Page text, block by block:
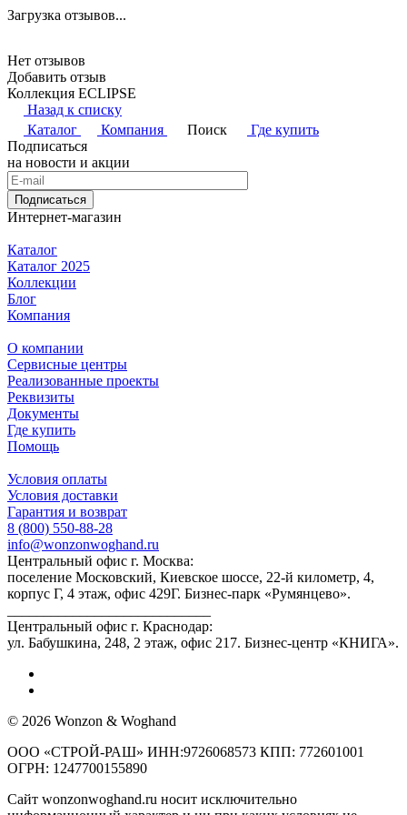
Загрузка отзывов...
Нет отзывов
Добавить отзыв
Коллекция ECLIPSE
Назад к списку
Каталог
Компания Поиск
Где купить
Подписаться
на новости и акции
Подписаться
Интернет-магазин
Каталог
Каталог 2025
Коллекции
Блог
Компания
О компании
Сервисные центры
Реализованные проекты
Реквизиты
Документы
Где купить
Помощь
Условия оплаты
Условия доставки
Гарантия и возврат
8 (800) 550-88-28
info@wonzonwoghand.ru
Центральный офис г. Москва:
поселение Московский, Киевское шоссе, 22-й километр, 4,
корпус Г, 4 этаж, офис 429Г. Бизнес-парк «Румянцево».
Центральный офис г. Краснодар:
ул. Бабушкина, 248, 2 этаж, офис 217. Бизнес-центр «КНИГА».
© 2026 Wonzon & Woghand
ООО «СТРОЙ-РАШ» ИНН:9726068573 КПП: 772601001
ОГРН: 1247700155890
Сайт wonzonwoghand.ru носит исключительно